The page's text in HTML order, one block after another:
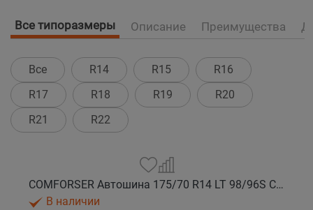
Все типоразмеры Описание Преимущества
Все R14 R15
R16
R17
R18 R19
R20
R21
R22
COMFORSER Автошина 175/70 R14 LT 98/96S CF1100 10PR RWL лето
В наличии